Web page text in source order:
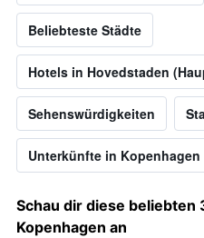
Beliebteste Städte
Hotels in Hovedstaden
Sehenswürdigkeiten
Unterkünfte in Kopenhagen
Schau dir diese
Kopenhagen an